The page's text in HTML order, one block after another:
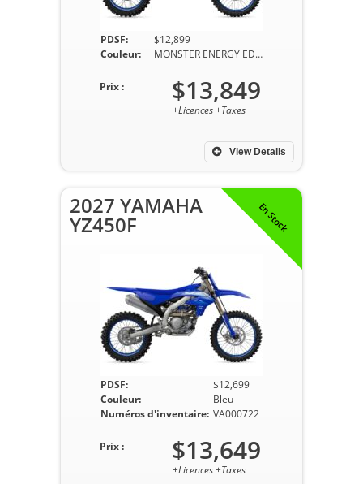
PDSF:
$12,899
Couleur:
MONSTER ENERGY EDITION
View Details
Prix : $13,849
+Licences +Taxes
En Stock
2027 YAMAHA
YZ450F
PDSF:
$12,699
Couleur:
Bleu
Numéros d'inventaire: VA000722
Prix : $13,649
+Licences +Taxes